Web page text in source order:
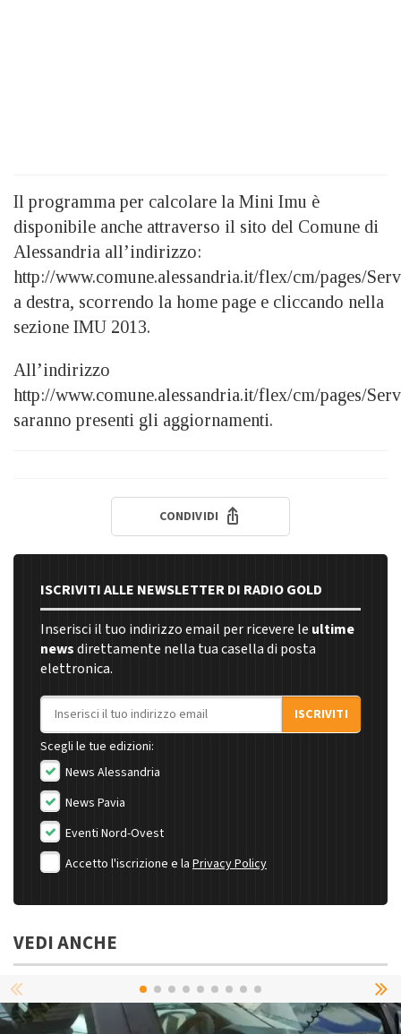
Il programma per calcolare la Mini Imu è
disponibile anche attraverso il sito del Comune di
Alessandria all’indirizzo:
http://www.comune.alessandria.it/flex/cm/pages/
a destra, scorrendo la home page e cliccando nella
sezione IMU 2013.
All’indirizzo
http://www.comune.alessandria.it/flex/cm/pages/
saranno presenti gli aggiornamenti.
CONDIVIDI
ISCRIVITI ALLE NEWSLETTER DI RADIO GOLD
Inserisci il tuo indirizzo email per ricevere le ultime
newsdirettamente nella tua casella di posta
elettronica.
Indirizzo email
ISCRIVITI
Scegli le tue edizioni:
News Alessandria
News Pavia
Eventi Nord-Ovest
Accetto l'iscrizione e la Privacy Policy
VEDI ANCHE